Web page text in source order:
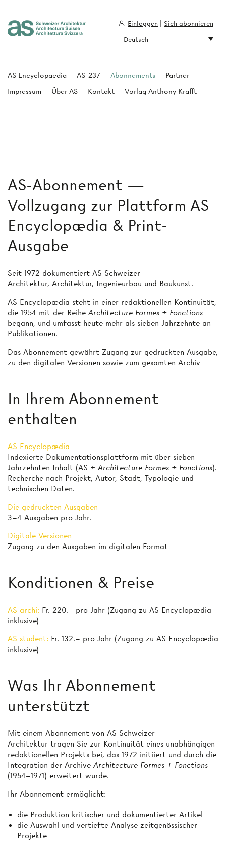
AS-Abonnement —
Vollzugang zur Plattform AS
Encyclopædia & Print-
Ausgabe
Seit 1972 dokumentiert AS Schweizer
Architektur, Architektur, Ingenieurbau und Baukunst.
AS Encyclopædia steht in einer redaktionellen Kontinuität,
die 1954 mit der Reihe Architecture Formes + Fonctions
begann, und umfasst heute mehr als sieben Jahrzehnte an
Publikationen.
Das Abonnement gewährt Zugang zur gedruckten Ausgabe,
zu den digitalen Versionen sowie zum gesamten Archiv
In Ihrem Abonnement
enthalten
AS Encyclopædia
Indexierte Dokumentationsplattform mit über sieben
Jahrzehnten Inhalt (AS + Architecture Formes + Fonctions).
Recherche nach Projekt, Autor, Stadt, Typologie und
technischen Daten.
Die gedruckten Ausgaben
3–4 Ausgaben pro Jahr.
Digitale Versionen
Zugang zu den Ausgaben im digitalen Format
Konditionen & Preise
AS archi: Fr. 220.– pro Jahr (Zugang zu AS Encyclopædia
inklusive)
AS student: Fr. 132.– pro Jahr (Zugang zu AS Encyclopædia
inklusive)
Was Ihr Abonnement
unterstützt
Mit einem Abonnement von AS Schweizer
Architektur tragen Sie zur Kontinuität eines unabhängigen
redaktionellen Projekts bei, das 1972 initiiert und durch die
Integration der Archive Architecture Formes + Fonctions
(1954–1971) erweitert wurde.
Ihr Abonnement ermöglicht:
die Produktion kritischer und dokumentierter Artikel
die Auswahl und vertiefte Analyse zeitgenössischer
Projekte
AS Encyclopaedia AS-237 Abonnements
Partner
Impressum
Über AS Kontakt Vorlag Anthony Krafft
Einloggen
Sich abonnieren
Deutsch